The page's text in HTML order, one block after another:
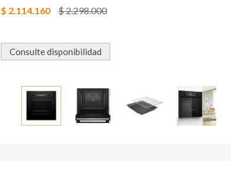
$ 2.114.160 $ 2.298.000
Consulte disponibilidad